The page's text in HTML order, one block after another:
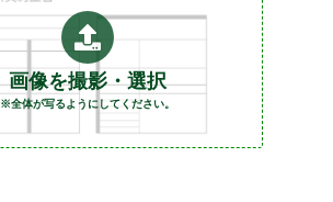
画像を撮影・選択
※全体が写るようにしてください。